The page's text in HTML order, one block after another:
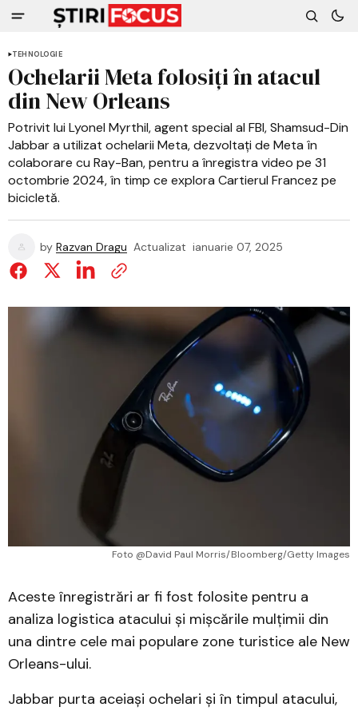
TEHNOLOGIE
Ochelarii Meta folosiți în atacul
din New Orleans
Potrivit lui Lyonel Myrthil, agent special al FBI, Shamsud-Din
Jabbar a utilizat ochelarii Meta, dezvoltați de Meta în
colaborare cu Ray-Ban, pentru a înregistra video pe 31
octombrie 2024, în timp ce explora Cartierul Francez pe
bicicletă.
by Razvan Dragu Actualizat ianuarie 07, 2025
Foto @David Paul Morris/Bloomberg/Getty Images
Aceste înregistrări ar fi fost folosite pentru a
analiza logistica atacului și mișcările mulțimii din
una dintre cele mai populare zone turistice ale New
Orleans-ului.
Jabbar purta aceiași ochelari și în timpul atacului,